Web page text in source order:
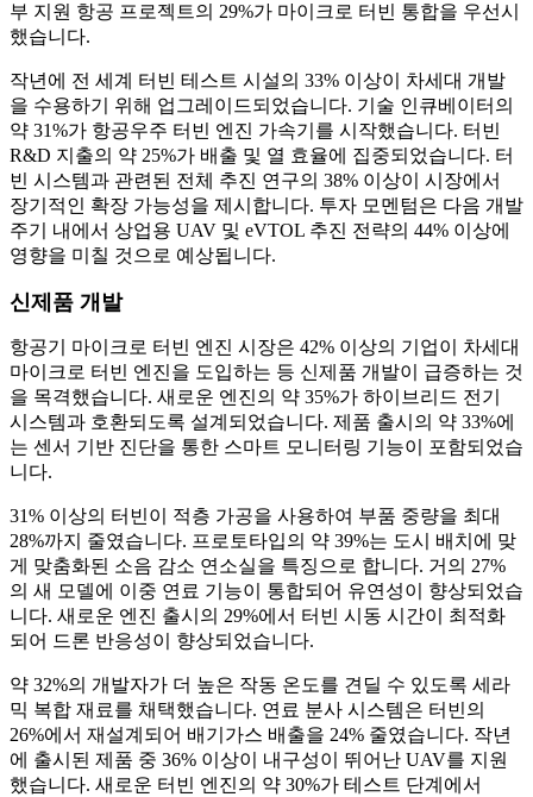
부 지원 항공 프로젝트의 29%가 마이크로 터빈 통합을 우선시
했습니다.
작년에 전 세계 터빈 테스트 시설의 33% 이상이 차세대 개발
을 수용하기 위해 업그레이드되었습니다. 기술 인큐베이터의
약 31%가 항공우주 터빈 엔진 가속기를 시작했습니다. 터빈
R&D 지출의 약 25%가 배출 및 열 효율에 집중되었습니다. 터
빈 시스템과 관련된 전체 추진 연구의 38% 이상이 시장에서
장기적인 확장 가능성을 제시합니다. 투자 모멘텀은 다음 개발
주기 내에서 상업용 UAV 및 eVTOL 추진 전략의 44% 이상에
영향을 미칠 것으로 예상됩니다.
신제품 개발
항공기 마이크로 터빈 엔진 시장은 42% 이상의 기업이 차세대
마이크로 터빈 엔진을 도입하는 등 신제품 개발이 급증하는 것
을 목격했습니다. 새로운 엔진의 약 35%가 하이브리드 전기
시스템과 호환되도록 설계되었습니다. 제품 출시의 약 33%에
는 센서 기반 진단을 통한 스마트 모니터링 기능이 포함되었습
니다.
31% 이상의 터빈이 적층 가공을 사용하여 부품 중량을 최대
28%까지 줄였습니다. 프로토타입의 약 39%는 도시 배치에 맞
게 맞춤화된 소음 감소 연소실을 특징으로 합니다. 거의 27%
의 새 모델에 이중 연료 기능이 통합되어 유연성이 향상되었습
니다. 새로운 엔진 출시의 29%에서 터빈 시동 시간이 최적화
되어 드론 반응성이 향상되었습니다.
약 32%의 개발자가 더 높은 작동 온도를 견딜 수 있도록 세라
믹 복합 재료를 채택했습니다. 연료 분사 시스템은 터빈의
26%에서 재설계되어 배기가스 배출을 24% 줄였습니다. 작년
에 출시된 제품 중 36% 이상이 내구성이 뛰어난 UAV를 지원
했습니다. 새로운 터빈 엔진의 약 30%가 테스트 단계에서